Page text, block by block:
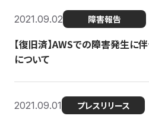
2021.09.02 障害報告
【復旧済】AWSでの障害発生に
について
2021.09.01 プレスリリース